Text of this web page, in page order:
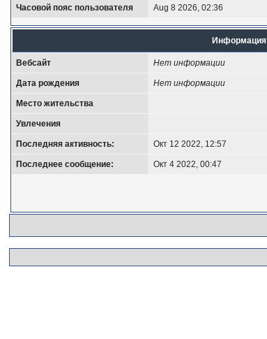
Часовой пояс пользователя Aug 8 2026, 02:36
Информация
Вебсайт Нет информации
Дата рождения Нет информации
Место жительства
Увлечения
Последняя активность: Окт 12 2022, 12:57
Последнее сообщение: Окт 4 2022, 00:47